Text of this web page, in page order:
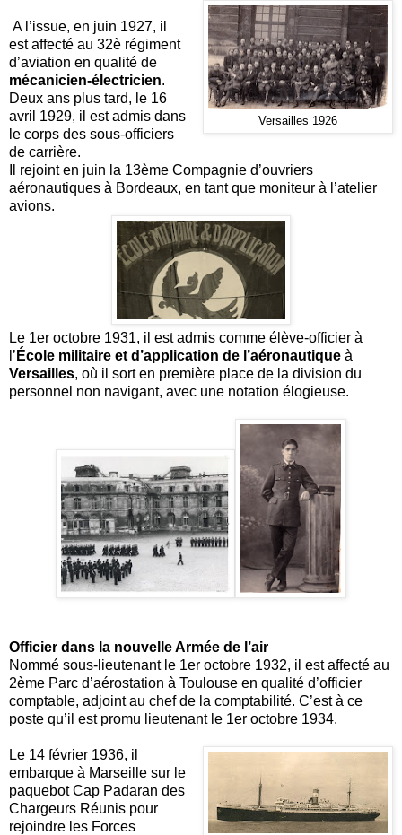
Versailles 1926
A l’issue, en juin 1927, il
est affecté au 32è régiment
d’aviation en qualité de
mécanicien-électricien.
Deux ans plus tard, le 16
avril 1929, il est admis dans
le corps des sous-officiers
de carrière.
Il rejoint en juin la 13ème Compagnie d’ouvriers
aéronautiques à Bordeaux, en tant que moniteur à l’atelier
avions.
Le 1er octobre 1931, il est admis comme élève-officier à
l’ École militaire et d’application de l’aéronautique à
Versailles, où il sort en première place de la division du
personnel non navigant, avec une notation élogieuse.
Officier dans la nouvelle Armée de l’air
Nommé sous-lieutenant le 1er octobre 1932, il est affecté au
2ème Parc d’aérostation à Toulouse en qualité d’officier
comptable, adjoint au chef de la comptabilité. C’est à ce
poste qu’il est promu lieutenant le 1er octobre 1934.
Le 14 février 1936, il
embarque à Marseille sur le
paquebot Cap Padaran des
Chargeurs Réunis pour
rejoindre les Forces